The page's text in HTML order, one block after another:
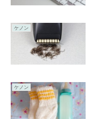
ケノン
ケノン